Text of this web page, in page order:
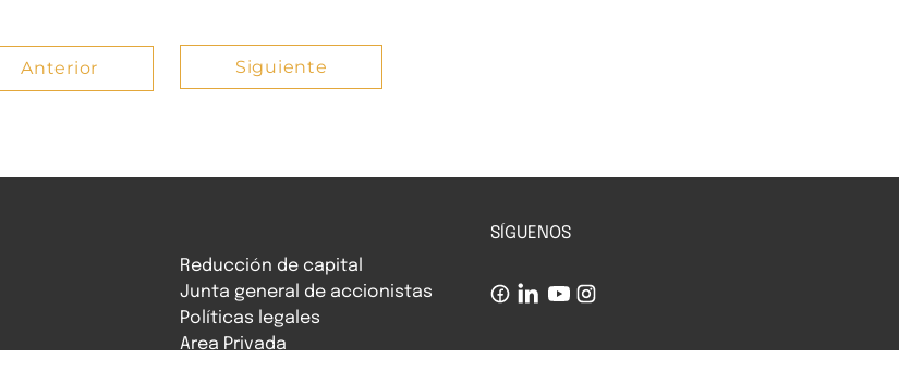
Anterior Siguiente
Reducción de capital
Junta general de accionistas
Políticas legales
Area Privada
SÍGUENOS